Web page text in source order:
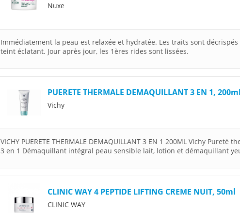
Nuxe
Immédiatement la peau est relaxée et hydratée. Les traits sont décrispés
teint éclatant. Jour après jour, les 1ères rides sont lissées.
PUERETE THERMALE DEMAQUILLANT 3 EN 1, 200ml
Vichy
VICHY PUERETE THERMALE DEMAQUILLANT 3 EN 1 200ML Vichy Pureté
3 en 1 Démaquillant intégral peau sensible lait, lotion et démaquillant
CLINIC WAY 4 PEPTIDE LIFTING CREME NUIT, 50ml
CLINIC WAY